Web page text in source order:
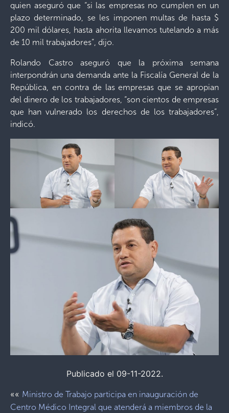
quien aseguró que “si las empresas no cumplen en un
plazo determinado, se les imponen multas de hasta $
200 mil dólares, hasta ahorita llevamos tutelando a más
de 10 mil trabajadores”, dijo.
Rolando Castro aseguró que la próxima semana
interpondrán una demanda ante la Fiscalía General de la
República, en contra de las empresas que se apropian
del dinero de los trabajadores, “son cientos de empresas
que han vulnerado los derechos de los trabajadores”,
indicó.
Publicado el 09-11-2022.
«« Ministro de Trabajo participa en inauguración de
Centro Médico Integral que atenderá a miembros de la